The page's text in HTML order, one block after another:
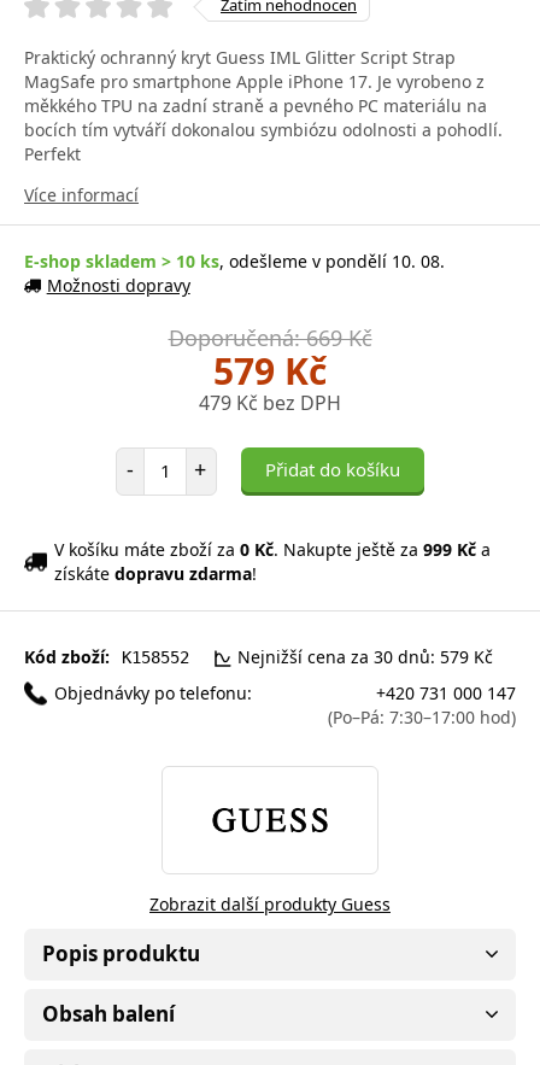
Zatím nehodnocen
Praktický ochranný kryt Guess IML Glitter Script Strap
MagSafe pro smartphone Apple iPhone 17. Je vyrobeno z
měkkého TPU na zadní straně a pevného PC materiálu na
bocích tím vytváří dokonalou symbiózu odolnosti a pohodlí.
Perfekt
Více informací
E-shop skladem > 10 ks, odešleme v pondělí 10. 08.
Možnosti dopravy
Doporučená: 669 Kč
579 Kč
479 Kč bez DPH
- Počet položek
+ Přidat do košíku
V košíku máte zboží za 0 Kč. Nakupte ještě za 999 Kč a
získáte dopravu zdarma!
Kód zboží: K158552
Nejnižší cena za 30 dnů: 579 Kč
Objednávky po telefonu:
+420 731 000 147
(Po–Pá: 7:30–17:00 hod)
Zobrazit další produkty Guess
Popis produktu
Obsah balení